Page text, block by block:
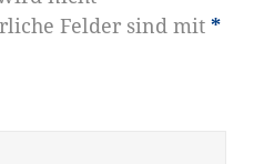
Felder sind mit *